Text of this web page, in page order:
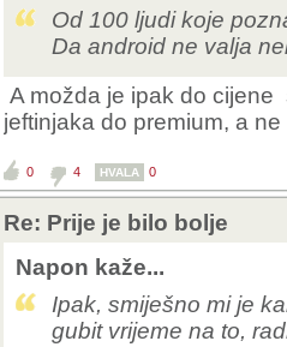
Od 100 ljudi koje
Da android ne valja
A možda je ipak do
jeftinjaka do premium, a
0 4 HVALA 0
Re: Prije je bilo bolje
Napon kaže...
Ipak, smiješno mi je
gubit vrijeme na to,